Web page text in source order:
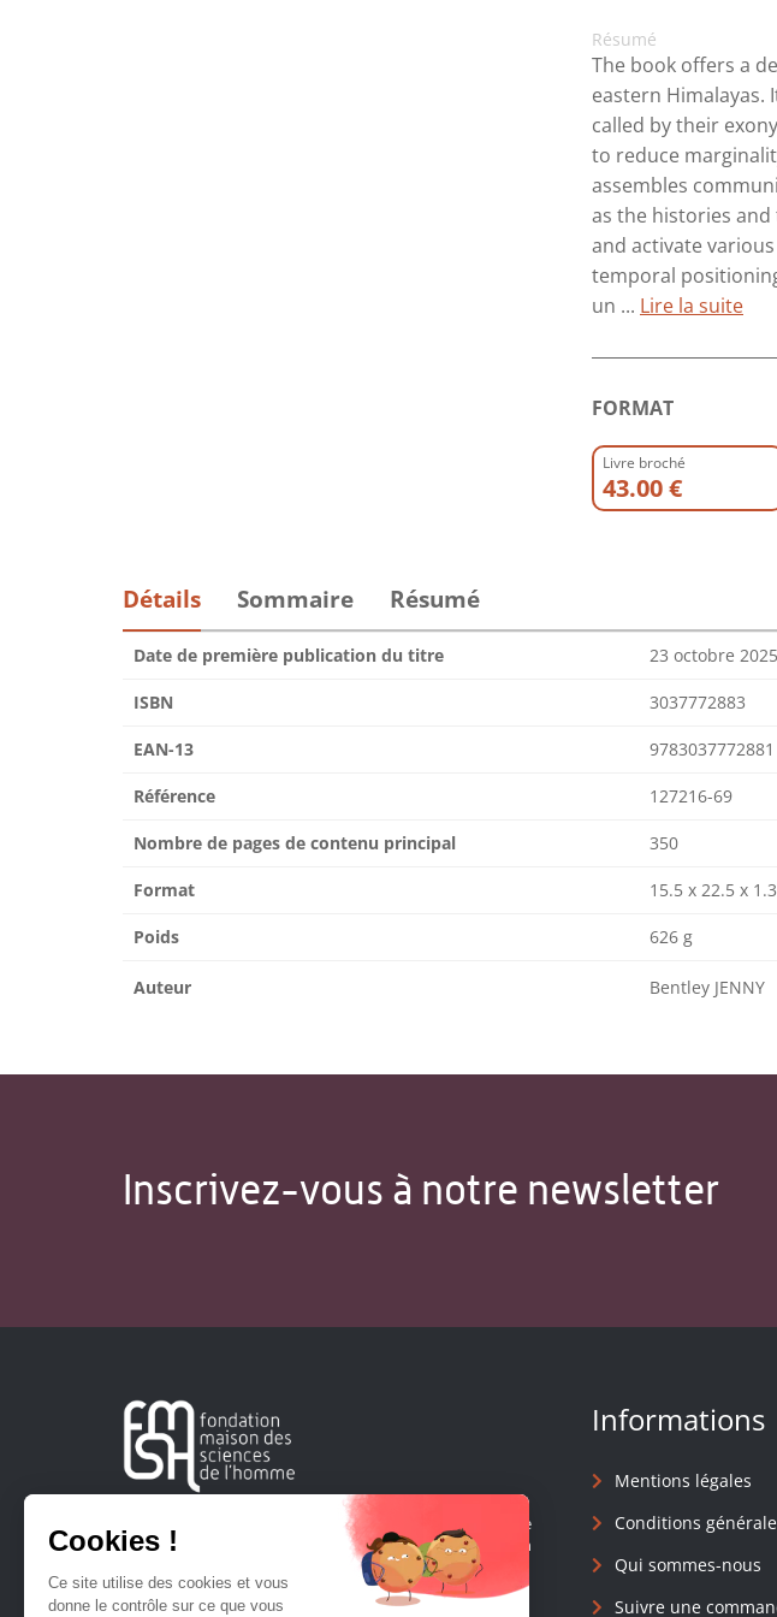
Résumé
The book offers a
eastern
called by their
to reduce
assembles
as the histories
and activate
temporal
un ... Lire la suite
FORMAT
Livre broché
43.00 €
Détails Sommaire Résumé
Date de première publication du titre 23 octobre 2025
ISBN 3037772883
EAN-13 9783037772881
Référence 127216-69
Nombre de pages de contenu principal 350
Format 15.5 x 22.5 x
Poids 626 g
Auteur Bentley JENNY
Inscrivez-vous à notre newsletter
Créée en 1963, la Fondation Maison Sciences de l'Homme
soutient la recherche et la diffusion des connaissances en
Informations
Mentions légales
Conditions
Qui sommes-nous
Suivre une